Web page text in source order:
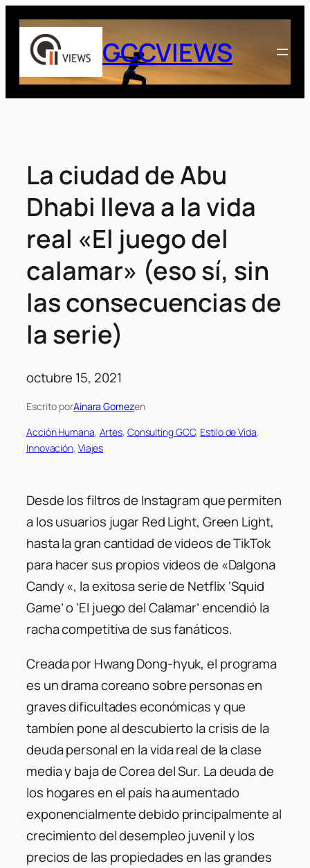
Saltar
contenido
GCCVIEWS
La ciudad de Abu
Dhabi lleva a la vida
real «El juego del
calamar» (eso sí, sin
las consecuencias de
la serie)
octubre 15, 2021
Escrito porAinara Gomezen
Acción Humana, Artes, Consulting GCC, Estilo de Vida
Innovación, Viajes
Desde los filtros de Instagram que permiten
a los usuarios jugar Red Light, Green Light,
hasta la gran cantidad de videos de TikTok
para hacer sus propios videos de «Dalgona
Candy «, la exitosa serie de Netflix ‘Squid
Game’ o ‘El juego del Calamar’ encendió la
racha competitiva de sus fanáticos.
Creada por Hwang Dong-hyuk, el programa
es un drama coreano sobre personas en
graves dificultades económicas y que
tambíen pone al descubierto la crisis de la
deuda personal en la vida real de la clase
media y baja de Corea del Sur. La deuda de
los hogares en el país ha aumentado
exponencialmente debido principalmente al
crecimiento del desempleo juvenil y los
precios de las propiedades en las grandes